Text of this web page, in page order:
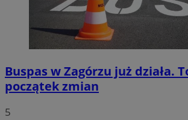
Buspas w Zagórzu już działa.
początek zmian
5